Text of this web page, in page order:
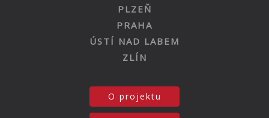
PLZEŇ
PRAHA
ÚSTÍ NAD LABEM
ZLÍN
O projektu